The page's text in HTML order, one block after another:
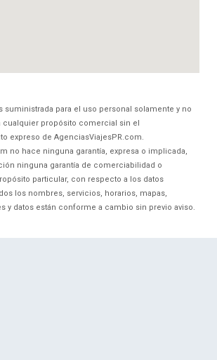
suministrada para el uso personal solamente y no
cualquier propósito comercial sin el
expreso de AgenciasViajesPR.com.
no hace ninguna garantía, expresa o implicada,
ninguna garantía de comerciabilidad o
particular, con respecto a los datos
los nombres, servicios, horarios, mapas,
y datos están conforme a cambio sin previo aviso.